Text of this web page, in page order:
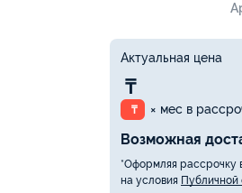
Актуальная цена
₸
₸ × мес в
Возможная
*Оформляя рассрочку
на условия Публичной